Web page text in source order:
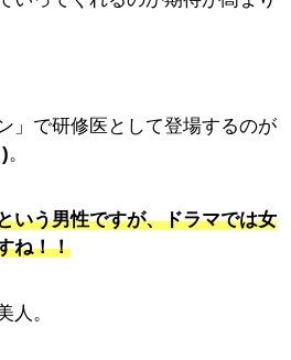
」で研修医として登場するのが
。
いう男性ですが、ドラマでは女
ね！！
人。